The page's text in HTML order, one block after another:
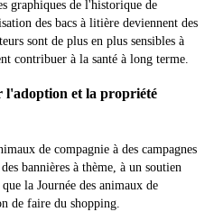
graphiques de l'historique de
des bacs à litière deviennent des
sont de plus en plus sensibles à
contribuer à la santé à long terme.
l'adoption et la propriété
de compagnie à des campagnes
bannières à thème, à un soutien
la Journée des animaux de
de faire du shopping.